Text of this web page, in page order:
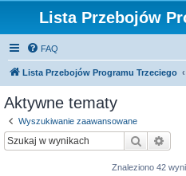
Lista Przebojów
FAQ
Lista Przebojów Programu Trzeciego
Aktywne tematy
Wyszukiwanie zaawansowane
Szukaj
Znaleziono 42